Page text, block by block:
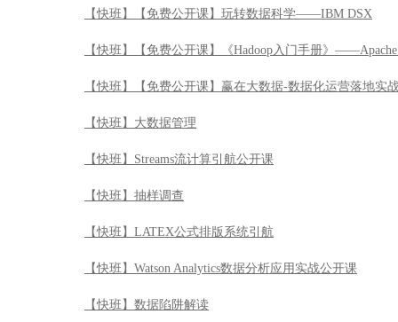
【快班】【免费公开课】玩转数据科学——IBM DSX
【快班】【免费公开课】《Hadoop入门手册》
【快班】【免费公开课】赢在大数据-数据化运营落地实
【快班】大数据管理
【快班】Streams流计算引航公开课
【快班】抽样调查
【快班】LATEX公式排版系统引航
【快班】Watson Analytics数据分析应用实战公开课
【快班】数据陷阱解读